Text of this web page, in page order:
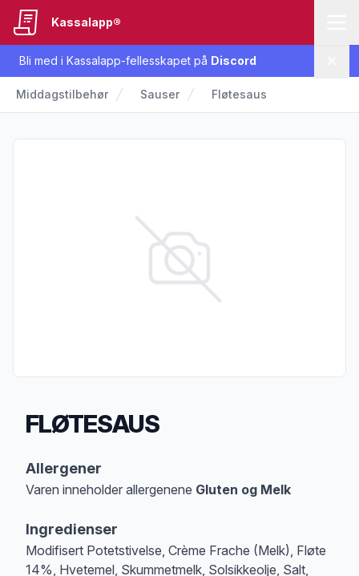
Bli med i Kassalapp-fellesskapet på Discord
Kassalapp®
Middagstilbehør Sauser Fløtesaus
FLØTESAUS
Allergener
Varen inneholder allergenene Gluten og Melk
Ingredienser
Modifisert Potetstivelse, Crème Frache (Melk), Fløte
14%, Hvetemel, Skummetmelk, Solsikkeolje, Salt,